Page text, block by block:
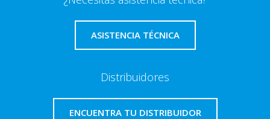
ASISTENCIA TÉCNICA
Distribuidores
ENCUENTRA TU DISTRIBUIDOR